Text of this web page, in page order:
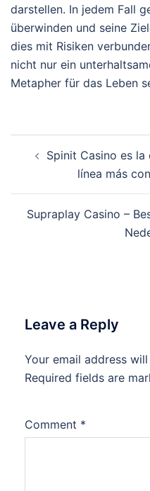
darstellen. In jedem Fall
überwinden und seine
dies mit Risiken
nicht nur ein
Metapher für das Leben
navigation
Spinit Casino es
línea más
Supraplay Casino –
Leave a Reply
Your email address
Required fields are
Comment *